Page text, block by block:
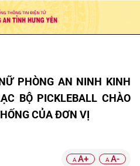
PHÒNG AN NINH KINH
BỘ PICKLEBALL CHÀO
CỦA ĐƠN VỊ
A A+ A A-